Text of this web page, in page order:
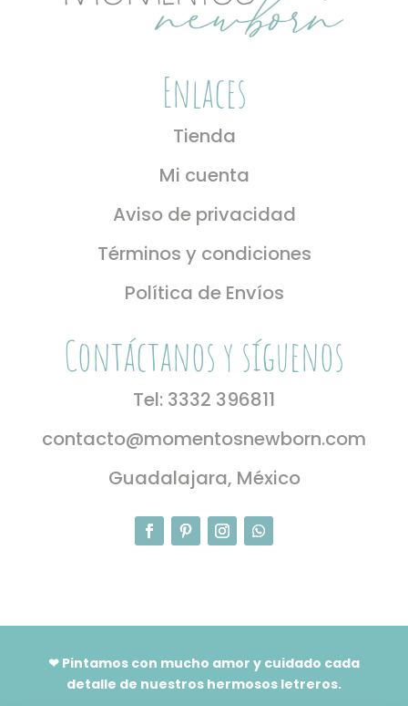
Enlaces
Tienda
Mi cuenta
Aviso de privacidad
Términos y condiciones
Política de Envíos
Contáctanos y síguenos
Tel: 3332 396811
contacto@momentosnewborn.com
Guadalajara, México
❤ Pintamos con mucho amor y cuidado cada
detalle de nuestros hermosos letreros.